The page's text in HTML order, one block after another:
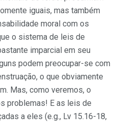
iguais, mas também
moral com os
o sistema de leis de
imparcial em seu
podem preocupar-se com
o que obviamente
Mas, como veremos, o
problemas! E as leis de
a eles (e.g., Lv 15.16-18,